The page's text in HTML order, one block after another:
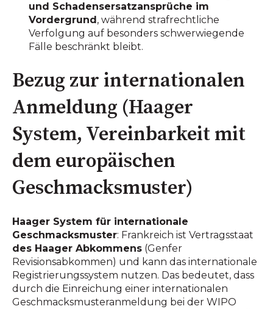
und Schadensersatzansprüche im
Vordergrund , während strafrechtliche
Verfolgung auf besonders schwerwiegende
Fälle beschränkt bleibt.
Bezug zur internationalen
Anmeldung (Haager
System, Vereinbarkeit mit
dem europäischen
Geschmacksmuster)
Haager System für internationale
Geschmacksmuster: Frankreich ist Vertragsstaat
des Haager Abkommens (Genfer
Revisionsabkommen) und kann das internationale
Registrierungssystem nutzen. Das bedeutet, dass
durch die Einreichung einer internationalen
Geschmacksmusteranmeldung bei der WIPO